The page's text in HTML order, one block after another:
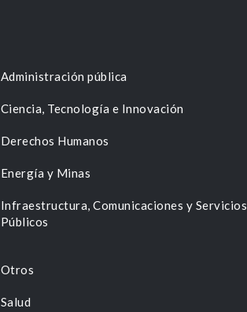
Administración pública
Ciencia, Tecnología e Innovación
Derechos Humanos
Energía y Minas
Infraestructura, Comunicaciones y Servicios
Públicos
Otros
Salud